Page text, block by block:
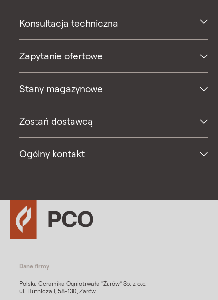
Konsultacja techniczna
Zapytanie ofertowe
Stany magazynowe
Zostań dostawcą
Ogólny kontakt
Dane firmy
Polska Ceramika Ogniotrwała "Żarów" Sp. z o.o.
ul. Hutnicza 1, 58-130, Żarów